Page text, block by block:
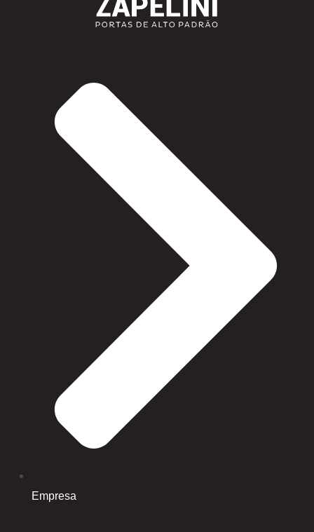
Empresa